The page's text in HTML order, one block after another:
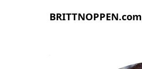
BRITTNOPPEN.com